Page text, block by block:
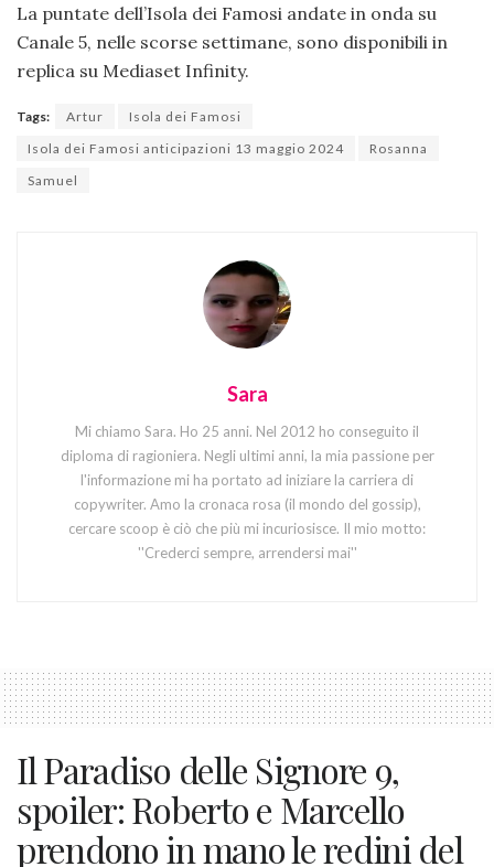
La puntate dell’Isola dei Famosi andate in onda su
Canale 5, nelle scorse settimane, sono disponibili in
replica su Mediaset Infinity.
Tags: Artur
Isola dei Famosi
Isola dei Famosi anticipazioni 13 maggio 2024
Rosanna
Samuel
Sara
Mi chiamo Sara. Ho 25 anni. Nel 2012 ho conseguito il
diploma di ragioniera. Negli ultimi anni, la mia passione per
l'informazione mi ha portato ad iniziare la carriera di
copywriter. Amo la cronaca rosa (il mondo del gossip),
cercare scoop è ciò che più mi incuriosisce. Il mio motto:
''Crederci sempre, arrendersi mai''
Il Paradiso delle Signore 9,
spoiler: Roberto e Marcello
prendono in mano le redini del